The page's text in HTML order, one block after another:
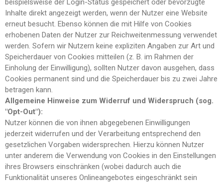
beispielsweise der Login-Status gespeichert oder bevorzugte
Inhalte direkt angezeigt werden, wenn der Nutzer eine Website
erneut besucht. Ebenso können die mit Hilfe von Cookies
erhobenen Daten der Nutzer zur Reichweitenmessung verwendet
werden. Sofern wir Nutzern keine expliziten Angaben zur Art und
Speicherdauer von Cookies mitteilen (z. B. im Rahmen der
Einholung der Einwilligung), sollten Nutzer davon ausgehen, dass
Cookies permanent sind und die Speicherdauer bis zu zwei Jahre
betragen kann.
Allgemeine Hinweise zum Widerruf und Widerspruch (sog.
"Opt-Out"):
Nutzer können die von ihnen abgegebenen Einwilligungen
jederzeit widerrufen und der Verarbeitung entsprechend den
gesetzlichen Vorgaben widersprechen. Hierzu können Nutzer
unter anderem die Verwendung von Cookies in den Einstellungen
ihres Browsers einschränken (wobei dadurch auch die
Funktionalität unseres Onlineangebotes eingeschränkt sein